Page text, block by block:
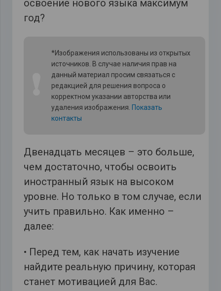
*Изображения использованы из открытых
источников. В случае наличия прав на
данный материал просим связаться с
редакцией для решения вопроса о
корректном указании авторства или
удаления изображения. Показать
контакты
Двенадцать месяцев – это больше,
чем достаточно, чтобы освоить
иностранный язык на высоком
уровне. Но только в том случае, если
учить правильно. Как именно –
далее:
• Перед тем, как начать изучение
найдите реальную причину, которая
станет мотивацией для Вас.